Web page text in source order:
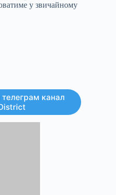
у звичайному
канал